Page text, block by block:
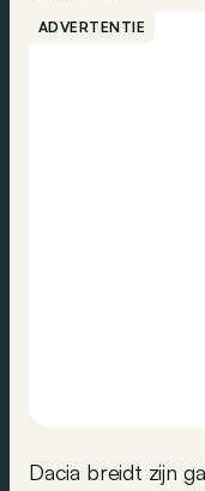
ADVERTENTIE
Dacia breidt zijn